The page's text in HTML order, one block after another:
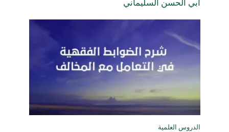
أبي الحسن السليماني
الدروس العلمية